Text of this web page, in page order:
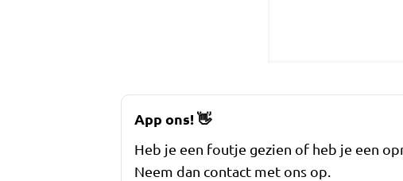
App ons!👋
Heb je een foutje gezien of heb je een
Neem dan contact met ons op.